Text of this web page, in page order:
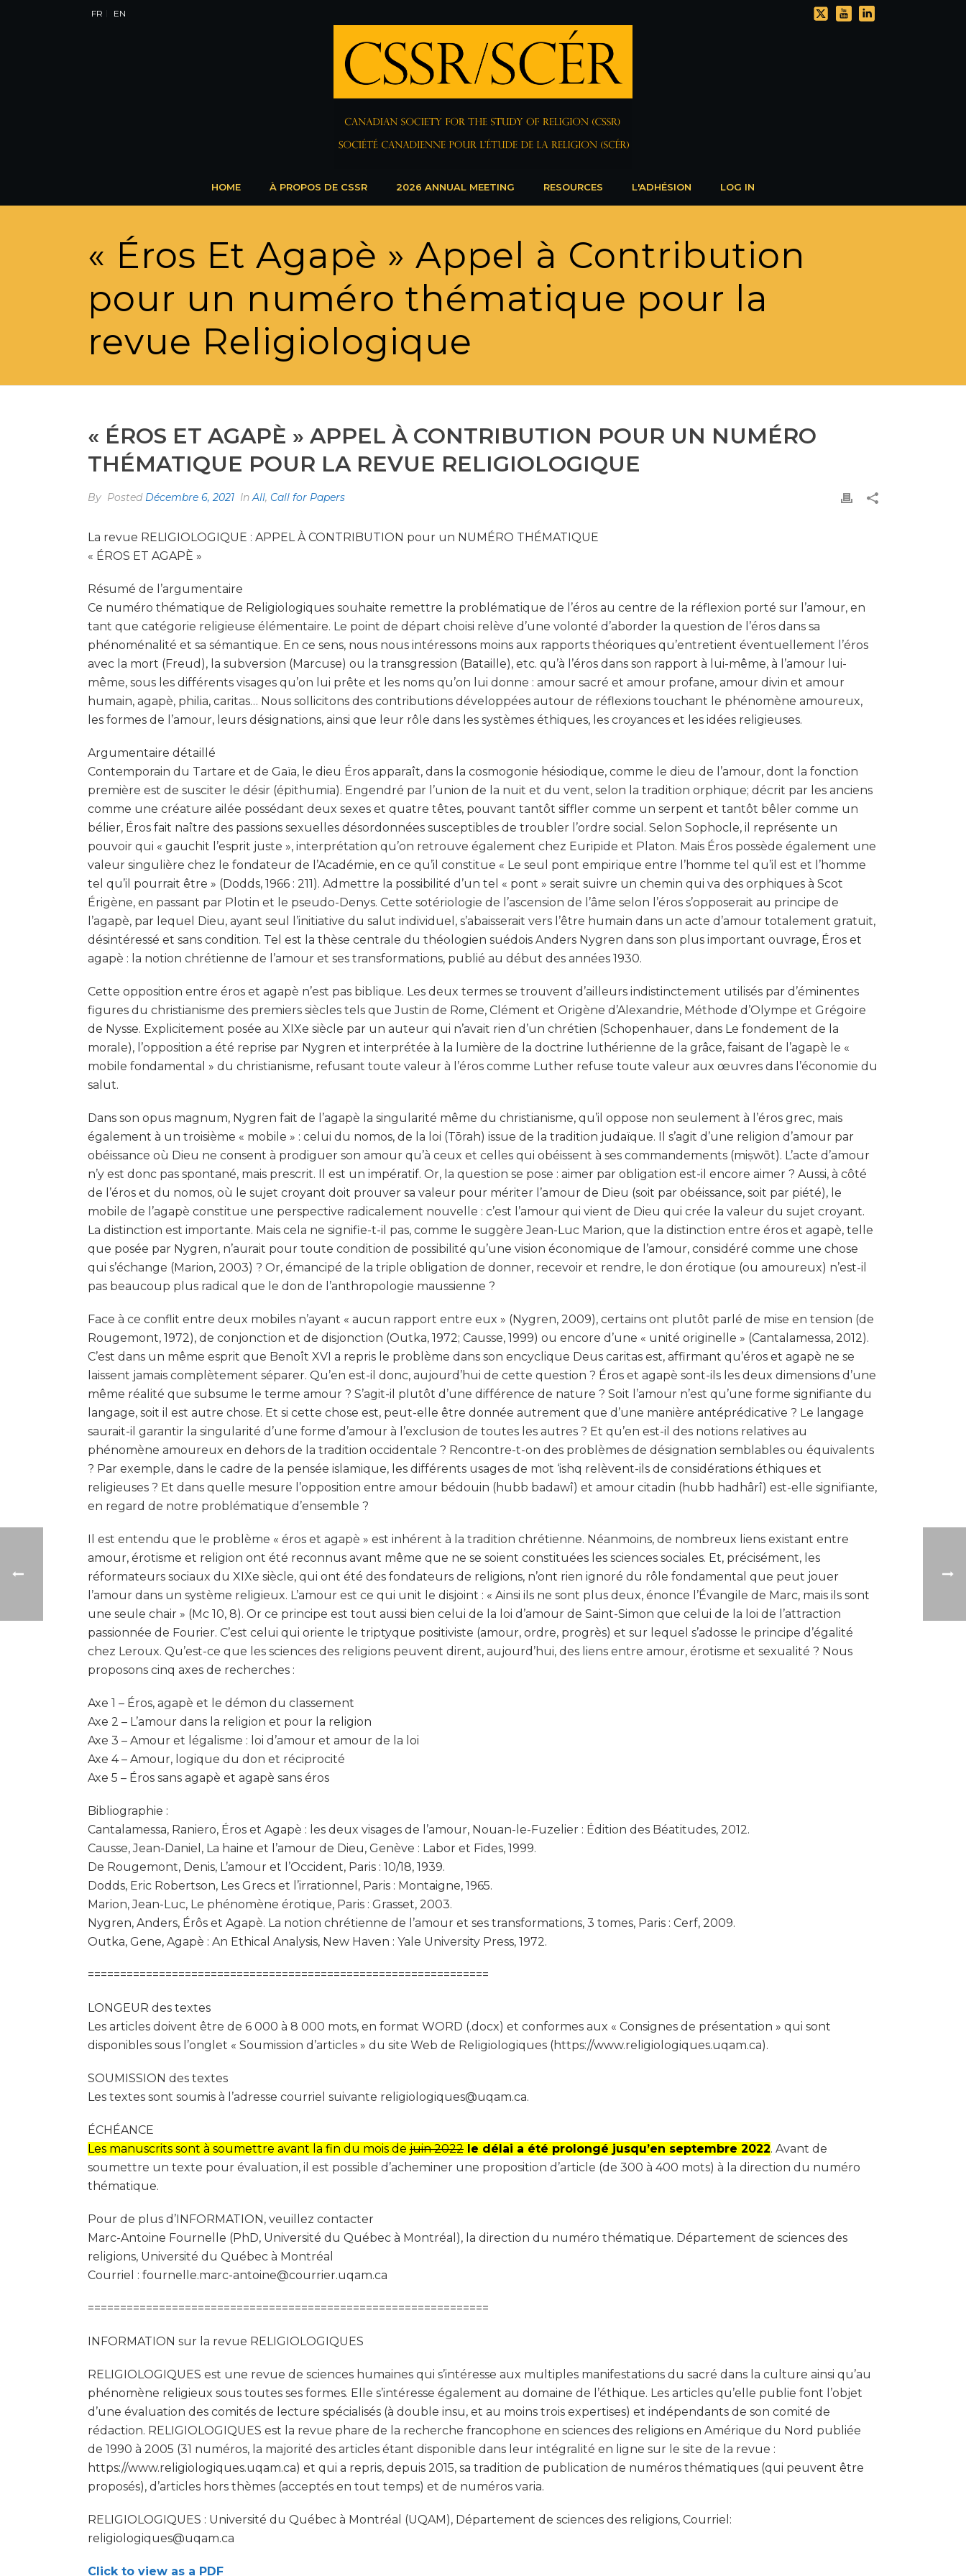
FR EN
HOME À PROPOS DE CSSR 2026 ANNUAL MEETING RESOURCES L'ADHÉSION LOG IN
« Éros Et Agapè » Appel à Contribution
pour un numéro thématique pour la
revue Religiologique
« ÉROS ET AGAPÈ » APPEL À CONTRIBUTION POUR UN NUMÉRO
THÉMATIQUE POUR LA REVUE RELIGIOLOGIQUE
By Posted Décembre 6, 2021 InAll, Call for Papers
La revue RELIGIOLOGIQUE : APPEL À CONTRIBUTION pour un NUMÉRO THÉMATIQUE
« ÉROS ET AGAPÈ »
Résumé de l’argumentaire
Ce numéro thématique de Religiologiques souhaite remettre la problématique de l’éros au centre de la réflexion porté sur l’amour, en
tant que catégorie religieuse élémentaire. Le point de départ choisi relève d’une volonté d’aborder la question de l’éros dans sa
phénoménalité et sa sémantique. En ce sens, nous nous intéressons moins aux rapports théoriques qu’entretient éventuellement l’éros
avec la mort (Freud), la subversion (Marcuse) ou la transgression (Bataille), etc. qu’à l’éros dans son rapport à lui-même, à l’amour lui-
même, sous les différents visages qu’on lui prête et les noms qu’on lui donne : amour sacré et amour profane, amour divin et amour
humain, agapè, philia, caritas… Nous sollicitons des contributions développées autour de réflexions touchant le phénomène amoureux,
les formes de l’amour, leurs désignations, ainsi que leur rôle dans les systèmes éthiques, les croyances et les idées religieuses.
Argumentaire détaillé
Contemporain du Tartare et de Gaïa, le dieu Éros apparaît, dans la cosmogonie hésiodique, comme le dieu de l’amour, dont la fonction
première est de susciter le désir (épithumia). Engendré par l’union de la nuit et du vent, selon la tradition orphique; décrit par les anciens
comme une créature ailée possédant deux sexes et quatre têtes, pouvant tantôt siffler comme un serpent et tantôt bêler comme un
bélier, Éros fait naître des passions sexuelles désordonnées susceptibles de troubler l’ordre social. Selon Sophocle, il représente un
pouvoir qui « gauchit l’esprit juste », interprétation qu’on retrouve également chez Euripide et Platon. Mais Éros possède également une
valeur singulière chez le fondateur de l’Académie, en ce qu’il constitue « Le seul pont empirique entre l’homme tel qu’il est et l’homme
tel qu’il pourrait être » (Dodds, 1966 : 211). Admettre la possibilité d’un tel « pont » serait suivre un chemin qui va des orphiques à Scot
Érigène, en passant par Plotin et le pseudo-Denys. Cette sotériologie de l’ascension de l’âme selon l’éros s’opposerait au principe de
l’agapè, par lequel Dieu, ayant seul l’initiative du salut individuel, s’abaisserait vers l’être humain dans un acte d’amour totalement gratuit,
désintéressé et sans condition. Tel est la thèse centrale du théologien suédois Anders Nygren dans son plus important ouvrage, Éros et
agapè : la notion chrétienne de l’amour et ses transformations, publié au début des années 1930.
Cette opposition entre éros et agapè n’est pas biblique. Les deux termes se trouvent d’ailleurs indistinctement utilisés par d’éminentes
figures du christianisme des premiers siècles tels que Justin de Rome, Clément et Origène d’Alexandrie, Méthode d’Olympe et Grégoire
de Nysse. Explicitement posée au XIXe siècle par un auteur qui n’avait rien d’un chrétien (Schopenhauer, dans Le fondement de la
morale), l’opposition a été reprise par Nygren et interprétée à la lumière de la doctrine luthérienne de la grâce, faisant de l’agapè le «
mobile fondamental » du christianisme, refusant toute valeur à l’éros comme Luther refuse toute valeur aux œuvres dans l’économie du
salut.
Dans son opus magnum, Nygren fait de l’agapè la singularité même du christianisme, qu’il oppose non seulement à l’éros grec, mais
également à un troisième « mobile » : celui du nomos, de la loi (Tōrah) issue de la tradition judaïque. Il s’agit d’une religion d’amour par
obéissance où Dieu ne consent à prodiguer son amour qu’à ceux et celles qui obéissent à ses commandements (miṣwōt). L’acte d’amour
n’y est donc pas spontané, mais prescrit. Il est un impératif. Or, la question se pose : aimer par obligation est-il encore aimer ? Aussi, à côté
de l’éros et du nomos, où le sujet croyant doit prouver sa valeur pour mériter l’amour de Dieu (soit par obéissance, soit par piété), le
mobile de l’agapè constitue une perspective radicalement nouvelle : c’est l’amour qui vient de Dieu qui crée la valeur du sujet croyant.
La distinction est importante. Mais cela ne signifie-t-il pas, comme le suggère Jean-Luc Marion, que la distinction entre éros et agapè, telle
que posée par Nygren, n’aurait pour toute condition de possibilité qu’une vision économique de l’amour, considéré comme une chose
qui s’échange (Marion, 2003) ? Or, émancipé de la triple obligation de donner, recevoir et rendre, le don érotique (ou amoureux) n’est-il
pas beaucoup plus radical que le don de l’anthropologie maussienne ?
Face à ce conflit entre deux mobiles n’ayant « aucun rapport entre eux » (Nygren, 2009), certains ont plutôt parlé de mise en tension (de
Rougemont, 1972), de conjonction et de disjonction (Outka, 1972; Causse, 1999) ou encore d’une « unité originelle » (Cantalamessa, 2012).
C’est dans un même esprit que Benoît XVI a repris le problème dans son encyclique Deus caritas est, affirmant qu’éros et agapè ne se
laissent jamais complètement séparer. Qu’en est-il donc, aujourd’hui de cette question ? Éros et agapè sont-ils les deux dimensions d’une
même réalité que subsume le terme amour ? S’agit-il plutôt d’une différence de nature ? Soit l’amour n’est qu’une forme signifiante du
langage, soit il est autre chose. Et si cette chose est, peut-elle être donnée autrement que d’une manière antéprédicative ? Le langage
saurait-il garantir la singularité d’une forme d’amour à l’exclusion de toutes les autres ? Et qu’en est-il des notions relatives au
phénomène amoureux en dehors de la tradition occidentale ? Rencontre-t-on des problèmes de désignation semblables ou équivalents
? Par exemple, dans le cadre de la pensée islamique, les différents usages de mot ‘ishq relèvent-ils de considérations éthiques et
religieuses ? Et dans quelle mesure l’opposition entre amour bédouin (hubb badawî) et amour citadin (hubb hadhârî) est-elle signifiante,
en regard de notre problématique d’ensemble ?
Il est entendu que le problème « éros et agapè » est inhérent à la tradition chrétienne. Néanmoins, de nombreux liens existant entre
amour, érotisme et religion ont été reconnus avant même que ne se soient constituées les sciences sociales. Et, précisément, les
réformateurs sociaux du XIXe siècle, qui ont été des fondateurs de religions, n’ont rien ignoré du rôle fondamental que peut jouer
l’amour dans un système religieux. L’amour est ce qui unit le disjoint : « Ainsi ils ne sont plus deux, énonce l’Évangile de Marc, mais ils sont
une seule chair » (Mc 10, 8). Or ce principe est tout aussi bien celui de la loi d’amour de Saint-Simon que celui de la loi de l’attraction
passionnée de Fourier. C’est celui qui oriente le triptyque positiviste (amour, ordre, progrès) et sur lequel s’adosse le principe d’égalité
chez Leroux. Qu’est-ce que les sciences des religions peuvent dirent, aujourd’hui, des liens entre amour, érotisme et sexualité ? Nous
proposons cinq axes de recherches :
Axe 1 – Éros, agapè et le démon du classement
Axe 2 – L’amour dans la religion et pour la religion
Axe 3 – Amour et légalisme : loi d’amour et amour de la loi
Axe 4 – Amour, logique du don et réciprocité
Axe 5 – Éros sans agapè et agapè sans éros
Bibliographie :
Cantalamessa, Raniero, Éros et Agapè : les deux visages de l’amour, Nouan-le-Fuzelier : Édition des Béatitudes, 2012.
Causse, Jean-Daniel, La haine et l’amour de Dieu, Genève : Labor et Fides, 1999.
De Rougemont, Denis, L’amour et l’Occident, Paris : 10/18, 1939.
Dodds, Eric Robertson, Les Grecs et l’irrationnel, Paris : Montaigne, 1965.
Marion, Jean-Luc, Le phénomène érotique, Paris : Grasset, 2003.
Nygren, Anders, Érôs et Agapè. La notion chrétienne de l’amour et ses transformations, 3 tomes, Paris : Cerf, 2009.
Outka, Gene, Agapè : An Ethical Analysis, New Haven : Yale University Press, 1972.
==============================================================
LONGEUR des textes
Les articles doivent être de 6 000 à 8 000 mots, en format WORD (.docx) et conformes aux « Consignes de présentation » qui sont
disponibles sous l’onglet « Soumission d’articles » du site Web de Religiologiques (https://www.religiologiques.uqam.ca).
SOUMISSION des textes
Les textes sont soumis à l’adresse courriel suivante religiologiques@uqam.ca.
ÉCHÉANCE
Les manuscrits sont à soumettre avant la fin du mois de juin 2022 le délai a été prolongé jusqu’en septembre 2022. Avant de
soumettre un texte pour évaluation, il est possible d’acheminer une proposition d’article (de 300 à 400 mots) à la direction du numéro
thématique.
Pour de plus d’INFORMATION, veuillez contacter
Marc-Antoine Fournelle (PhD, Université du Québec à Montréal), la direction du numéro thématique. Département de sciences des
religions, Université du Québec à Montréal
Courriel : fournelle.marc-antoine@courrier.uqam.ca
==============================================================
INFORMATION sur la revue RELIGIOLOGIQUES
RELIGIOLOGIQUES est une revue de sciences humaines qui s’intéresse aux multiples manifestations du sacré dans la culture ainsi qu’au
phénomène religieux sous toutes ses formes. Elle s’intéresse également au domaine de l’éthique. Les articles qu’elle publie font l’objet
d’une évaluation des comités de lecture spécialisés (à double insu, et au moins trois expertises) et indépendants de son comité de
rédaction. RELIGIOLOGIQUES est la revue phare de la recherche francophone en sciences des religions en Amérique du Nord publiée
de 1990 à 2005 (31 numéros, la majorité des articles étant disponible dans leur intégralité en ligne sur le site de la revue :
https://www.religiologiques.uqam.ca) et qui a repris, depuis 2015, sa tradition de publication de numéros thématiques (qui peuvent être
proposés), d’articles hors thèmes (acceptés en tout temps) et de numéros varia.
RELIGIOLOGIQUES : Université du Québec à Montréal (UQAM), Département de sciences des religions, Courriel:
religiologiques@uqam.ca
Click to view as a PDF